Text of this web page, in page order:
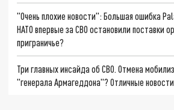
"Очень плохие новости": Большая ошибка
НАТО впервые за СВО остановили поставки
приграничье?
Три главных инсайда об СВО. Отмена
"генерала Армагеддона"? Отличные